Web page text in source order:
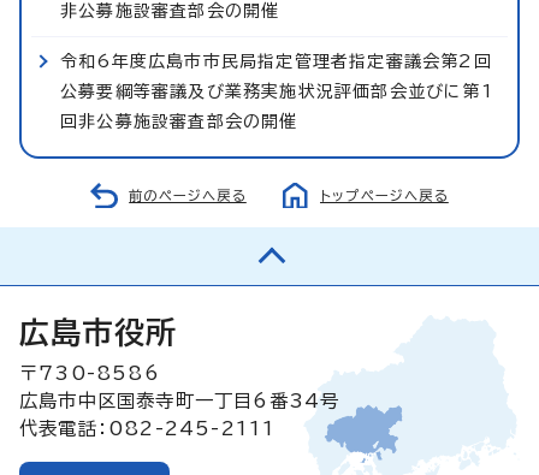
非公募施設審査部会の開催
令和6年度広島市市民局指定管理者指定審議会第2回
公募要綱等審議及び業務実施状況評価部会並びに第1
回非公募施設審査部会の開催
前のページへ戻る トップページへ戻る
広島市役所
〒730-8586
広島市中区国泰寺町一丁目6番34号
代表電話：082-245-2111